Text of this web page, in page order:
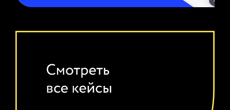
сайт, 1с-битрикс